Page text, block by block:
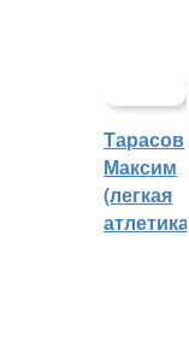
Тарасов
Максим
(легкая
атлетика)